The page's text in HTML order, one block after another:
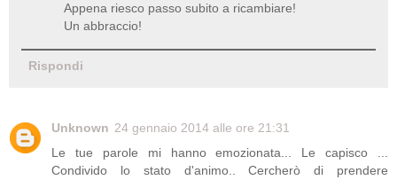
Appena riesco passo subito a ricambiare!
Un abbraccio!
Rispondi
Unknown 24 gennaio 2014 alle ore 21:31
Le tue parole mi hanno emozionata... Le capisco ...
Condivido lo stato d'animo.. Cercherò di prendere